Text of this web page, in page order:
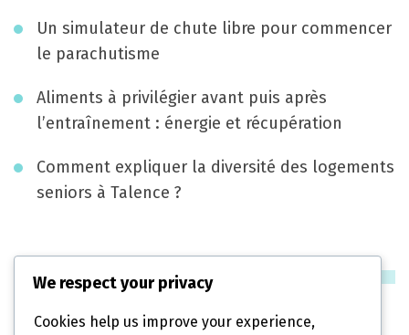
o
Un simulateur de chute libre pour commencer
le parachutisme
Aliments à privilégier avant puis après
l’entraînement : énergie et récupération
Comment expliquer la diversité des logements
seniors à Talence ?
Catégories
We respect your privacy
Cookies help us improve your experience,